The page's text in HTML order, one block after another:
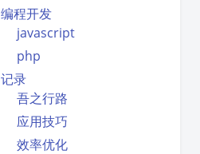
编程开发
javascript
php
记录
吾之行路
应用技巧
效率优化